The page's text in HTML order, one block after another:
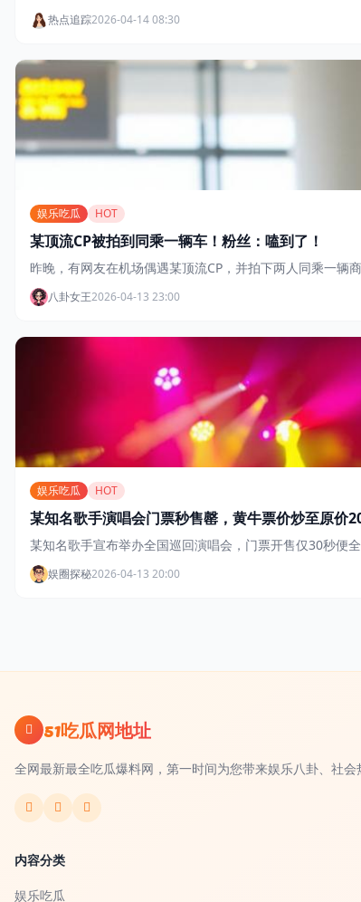
热点追踪2026-04-14 08:30
娱乐吃瓜 HOT
某顶流CP被拍到同乘一辆车！粉丝：嗑到了！
昨晚，有网友在机场偶遇某顶流CP，并拍下两人同乘一辆
八卦女王2026-04-13 23:00
娱乐吃瓜 HOT
某知名歌手演唱会门票秒售罄，黄牛票价炒至原价
某知名歌手宣布举办全国巡回演唱会，门票开售仅30秒便
娱圈探秘2026-04-13 20:00
51吃瓜网地址
全网最新最全吃瓜爆料网，第一时间为您带来娱乐八卦、社会
内容分类
娱乐吃瓜